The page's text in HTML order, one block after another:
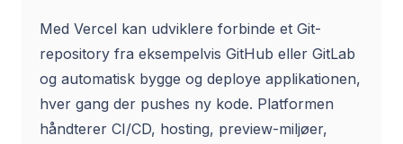
Med Vercel kan udviklere forbinde et Git-
repository fra eksempelvis GitHub eller GitLab
og automatisk bygge og deploye applikationen,
hver gang der pushes ny kode. Platformen
håndterer CI/CD, hosting, preview-miljøer,